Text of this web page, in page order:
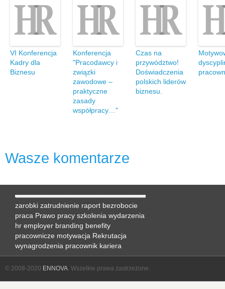
VI Konferencja
Kadry dla
Biznesu
Konferencja
"Pracodawcy i
związki
zawodowe –
praktyczne
zasady
współpracy…"
Czas na
przywództwo!
Doświadczenia
polskich liderów
biznesu.
Wasze komentarze
zarobki zatrudnienie raport bezrobocie
praca Prawo pracy szkolenia wydarzenia
hr employer branding benefity
pracownicze motywacja Rekrutacja
wynagrodzenia pracownik kariera
© 2008-2020 ENNOVA. Wszelkie prawa zastrzeżone.